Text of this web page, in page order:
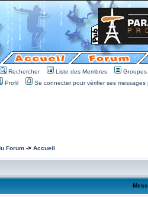
Rechercher Liste des Membres Groupes
Profil
Se connecter pour vérifier ses messages
Forum-> Accueil